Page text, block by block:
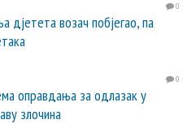
0
дјетета возач побјегао, па
0
оправдања за одлазак у
злочина